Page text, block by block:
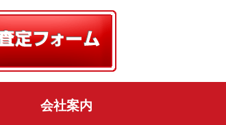
会社案内